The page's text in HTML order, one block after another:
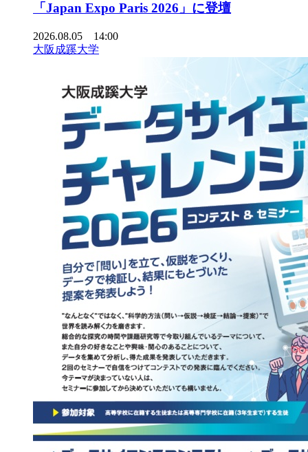
「Japan Expo Paris 2026」に登壇
2026.08.05 14:00
大阪成蹊大学